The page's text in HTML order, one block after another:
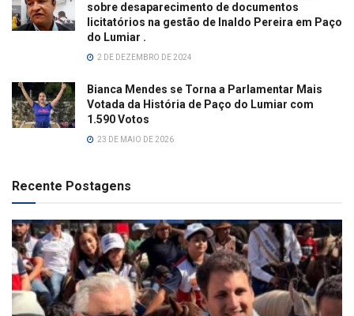
sobre desaparecimento de documentos
licitatórios na gestão de Inaldo Pereira em Paço
do Lumiar .
2 DE DEZEMBRO DE 2024
Bianca Mendes se Torna a Parlamentar Mais
Votada da História de Paço do Lumiar com
1.590 Votos
23 DE MAIO DE 2026
Recente Postagens